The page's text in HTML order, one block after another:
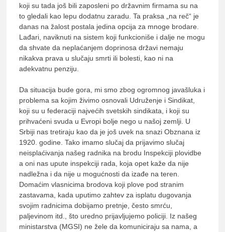
koji su tada još bili zaposleni po državnim firmama su na
to gledali kao lepu dodatnu zaradu. Ta praksa „na reč“ je
danas na žalost postala jedina opcija za mnoge brodare.
Lađari, naviknuti na sistem koji funkcioniše i dalje ne mogu
da shvate da neplaćanjem doprinosa državi nemaju
nikakva prava u slučaju smrti ili bolesti, kao ni na
adekvatnu penziju.
Da situacija bude gora, mi smo zbog ogromnog javašluka i
problema sa kojim živimo osnovali Udruženje i Sindikat,
koji su u federaciji najvećih svetskih sindikata, i koji su
prihvaćeni svuda u Evropi bolje nego u našoj zemlji. U
Srbiji nas tretiraju kao da je još uvek na snazi Obznana iz
1920. godine. Tako imamo slučaj da prijavimo slučaj
neisplaćivanja našeg radnika na brodu Inspekciji plovidbe
a oni nas upute inspekciji rada, koja opet kaže da nije
nadležna i da nije u mogućnosti da izađe na teren.
Domaćim vlasnicima brodova koji plove pod stranim
zastavama, kada uputimo zahtev za isplatu dugovanja
svojim radnicima dobijamo pretnje, često smrću,
paljevinom itd., što uredno prijavljujemo policiji. Iz našeg
ministarstva (MGSI) ne žele da komuniciraju sa nama, a